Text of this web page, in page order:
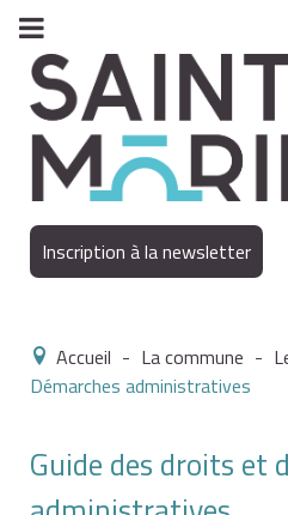
Inscription à la newsletter
Accueil - La commune -
Démarches administratives
Guide des droits et